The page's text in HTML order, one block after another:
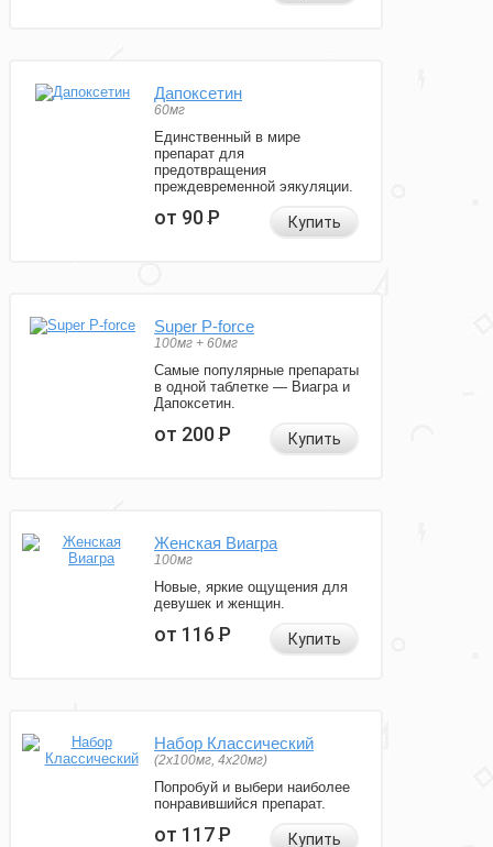
Дапоксетин
60мг
Единственный в мире
препарат для
предотвращения
преждевременной эякуляции.
от 90Р Купить
Super P-force
100мг + 60мг
Самые популярные препараты
в одной таблетке — Виагра и
Дапоксетин.
от 200Р Купить
Женская Виагра
100мг
Новые, яркие ощущения для
девушек и женщин.
от 116Р Купить
Набор Классический
(2x100мг, 4x20мг)
Попробуй и выбери наиболее
понравившийся препарат.
от 117Р Купить